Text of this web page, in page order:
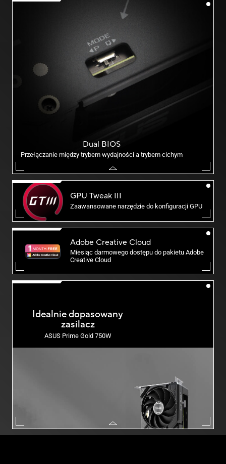
Dual BIOS
Przełączanie między trybem wydajności a trybem cichym
GPU Tweak III
Zaawansowane narzędzie do konfiguracji GPU
Adobe Creative Cloud
Miesiąc darmowego dostępu do pakietu Adobe
Creative Cloud
Idealnie dopasowany
zasilacz
ASUS Prime Gold 750W